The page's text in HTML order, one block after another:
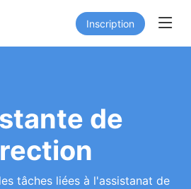
Inscription
de
tâches liées à l'assistanat de